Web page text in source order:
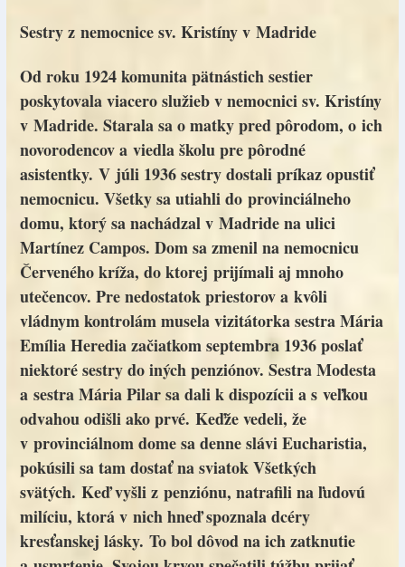
Sestry z nemocnice sv. Kristíny v Madride
Od roku 1924 komunita pätnástich sestier
poskytovala viacero služieb v nemocnici sv. Kristíny
v Madride. Starala sa o matky pred pôrodom, o ich
novorodencov a viedla školu pre pôrodné
asistentky. V júli 1936 sestry dostali príkaz opustiť
nemocnicu. Všetky sa utiahli do provinciálneho
domu, ktorý sa nachádzal v Madride na ulici
Martínez Campos. Dom sa zmenil na nemocnicu
Červeného kríža, do ktorej prijímali aj mnoho
utečencov. Pre nedostatok priestorov a kvôli
vládnym kontrolám musela vizitátorka sestra Mária
Emília Heredia začiatkom septembra 1936 poslať
niektoré sestry do iných penziónov. Sestra Modesta
a sestra Mária Pilar sa dali k dispozícii a s veľkou
odvahou odišli ako prvé. Keďže vedeli, že
v provinciálnom dome sa denne slávi Eucharistia,
pokúsili sa tam dostať na sviatok Všetkých
svätých. Keď vyšli z penziónu, natrafili na ľudovú
milíciu, ktorá v nich hneď spoznala dcéry
kresťanskej lásky. To bol dôvod na ich zatknutie